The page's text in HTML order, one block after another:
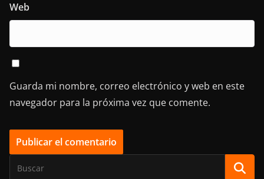
Web
Guarda mi nombre, correo electrónico y web en este
navegador para la próxima vez que comente.